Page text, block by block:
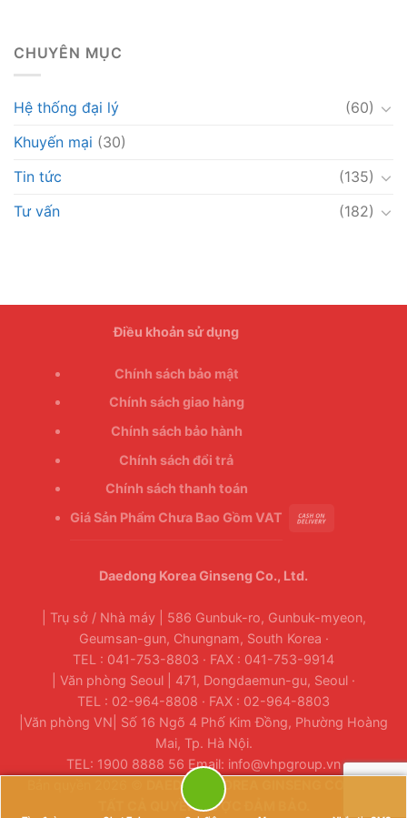
CHUYÊN MỤC
Hệ thống đại lý
(60)
Khuyến mại (30)
Tin tức
(135)
Tư vấn
(182)
Điều khoản sử dụng
Chính sách bảo mật
Chính sách giao hàng
Chính sách bảo hành
Chính sách đổi trả
Chính sách thanh toán
Giá Sản Phẩm Chưa Bao Gồm VAT
Daedong Korea Ginseng Co., Ltd.
| Trụ sở / Nhà máy | 586 Gunbuk-ro, Gunbuk-myeon,
Geumsan-gun, Chungnam, South Korea ·
TEL : 041-753-8803 · FAX : 041-753-9914
| Văn phòng Seoul | 471, Dongdaemun-gu, Seoul ·
TEL : 02-964-8808 · FAX : 02-964-8803
|Văn phòng VN| Số 16 Ngõ 4 Phố Kim Đồng, Phường Hoàng
Mai, Tp. Hà Nội.
TEL: 1900 8888 56 Email: info@vhpgroup.vn
DAEDONG KOREA GINSENG CO., LTD.
TẤT CẢ QUYỀN ĐƯỢC ĐẢM BẢO.